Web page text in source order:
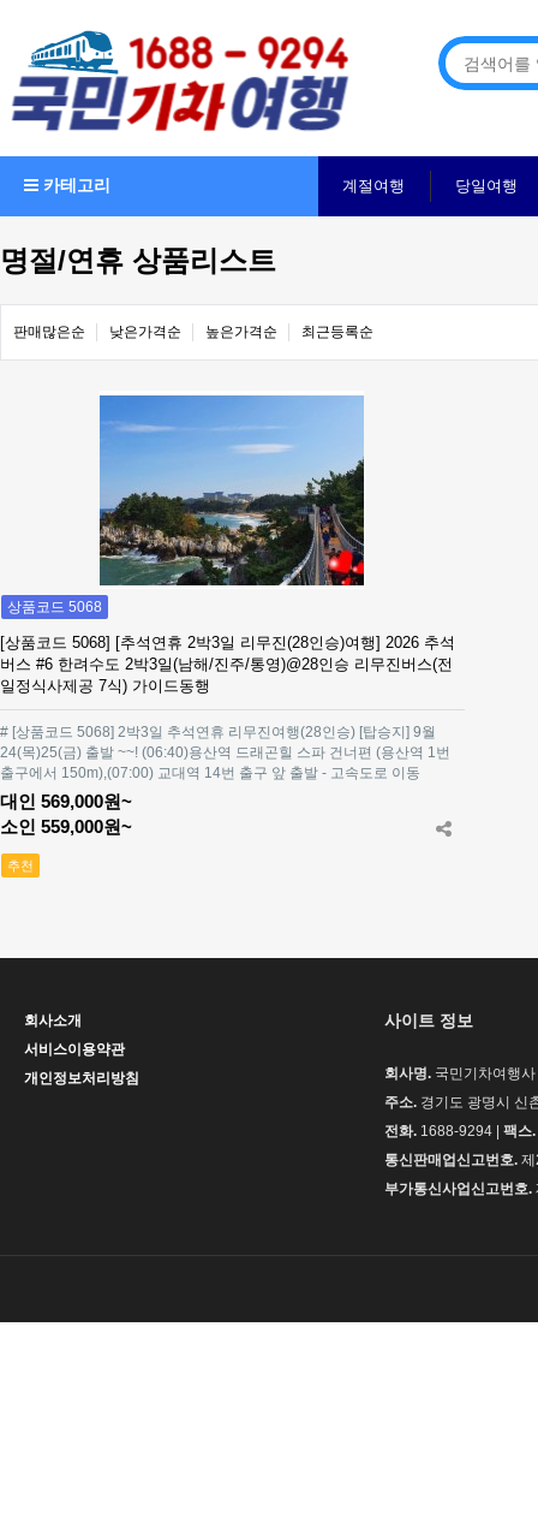
카테고리 계절여행 당일여행
명절/연휴 상품리스트
판매많은순 낮은가격순 높은가격순 최근등록순
상품코드 5068
[상품코드 5068] [추석연휴 2박3일 리무진(28인승)여행] 2026 추석
버스 #6 한려수도 2박3일(남해/진주/통영)@28인승 리무진버스(전
일정식사제공 7식) 가이드동행
# [상품코드 5068] 2박3일 추석연휴 리무진여행(28인승) [탑승지] 9월
24(목)25(금) 출발 ~~! (06:40)용산역 드래곤힐 스파 건너편 (용산역 1번
출구에서 150m),(07:00) 교대역 14번 출구 앞 출발 - 고속도로 이동
대인 569,000원~
소인 559,000원~
추천
회사소개
서비스이용약관
개인정보처리방침
사이트 정보
회사명. 국민기차여행사
주소. 경기도 광명시 신
전화. 1688-9294 | 팩스.
통신판매업신고번호.
부가통신사업신고번호.